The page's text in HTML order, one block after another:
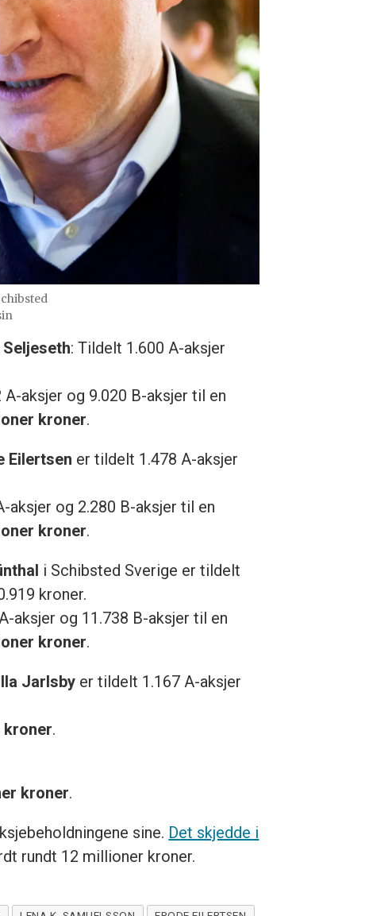
: Tildelt 1.600 A-aksjer
aksjer og 9.020 B-aksjer til en
kroner.
Eilertsen er tildelt 1.478 A-aksjer
aksjer og 2.280 B-aksjer til en
kroner.
i Schibsted Sverige er tildelt
kroner.
aksjer og 11.738 B-aksjer til en
kroner.
Jarlsby er tildelt 1.167 A-aksjer
kroner.
kroner.
sine. Det skjedde i
rundt 12 millioner kroner.